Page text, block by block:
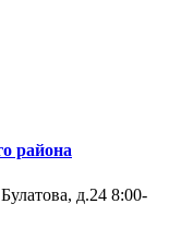
района
д.24 8:00-